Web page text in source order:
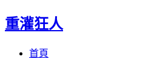
重灌狂人
首頁